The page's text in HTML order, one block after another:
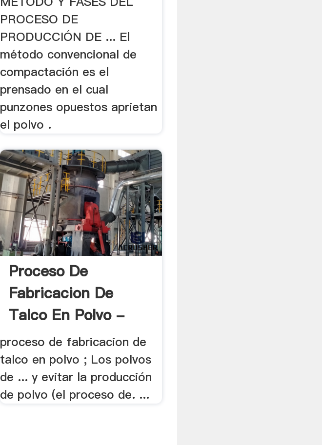
PROCESO DE
PRODUCCIÓN DE ... El
método convencional de
compactación es el
prensado en el cual
punzones opuestos aprietan
el polvo .
Proceso De
Fabricacion De
Talco En Polvo -
Water .
proceso de fabricacion de
talco en polvo ; Los polvos
de ... y evitar la producción
de polvo (el proceso de. ...